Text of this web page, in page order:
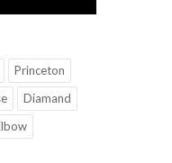
Princeton
Diamand